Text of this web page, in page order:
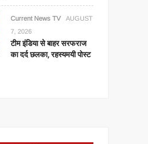
Current News TV
AUGUST
7, 2026
टीम इंडिया से बाहर सरफराज
का दर्द छलका, रहस्यमयी पोस्ट